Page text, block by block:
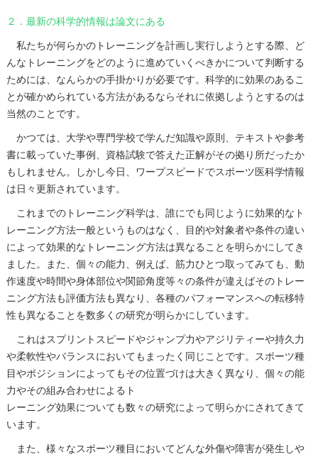
２．最新の科学的情報は論文にある
私たちが何らかのトレーニングを計画し実行しようとする際、ど
んなトレーニングをどのように進めていくべきかについて判断する
ためには、なんらかの手掛かりが必要です。科学的に効果のあるこ
とが確かめられている方法があるならそれに依拠しようとするのは
当然のことです。
かつては、大学や専門学校で学んだ知識や原則、テキストや参考
書に載っていた事例、資格試験で答えた正解がその拠り所だったか
もしれません。しかし今日、ワープスピードでスポーツ医科学情報
は日々更新されています。
これまでのトレーニング科学は、誰にでも同じように効果的なト
レーニング方法一般というものはなく、目的や対象者や条件の違い
によって効果的なトレーニング方法は異なることを明らかにしてき
ました。また、個々の能力、例えば、筋力ひとつ取ってみても、動
作速度や時間や身体部位や関節角度等々の条件が違えばそのトレー
ニング方法も評価方法も異なり、各種のパフォーマンスへの転移特
性も異なることを数多くの研究が明らかにしています。
これはスプリントスピードやジャンプ力やアジリティーや持久力
や柔軟性やバランスにおいてもまったく同じことです。スポーツ種
目やポジションによってもその位置づけは大きく異なり、個々の能
力やその組み合わせによるト
レーニング効果についても数々の研究によって明らかにされてきて
います。
また、様々なスポーツ種目においてどんな外傷や障害が発生しや